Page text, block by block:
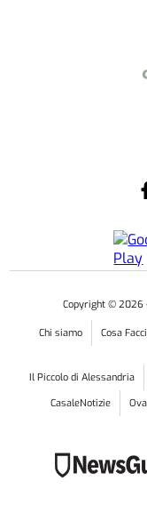
Copyright © 2026
Chi siamo Cosa
Il Piccolo di Alessandria
CasaleNotizie